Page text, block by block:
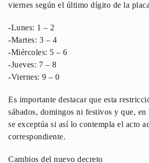
viernes según el último dígito de la
-Lunes: 1 – 2
-Martes: 3 – 4
-Miércoles: 5 – 6
-Jueves: 7 – 8
-Viernes: 9 – 0
Es importante destacar que esta
sábados, domingos ni festivos y que,
se exceptúa si así lo contempla el acto
correspondiente.
Cambios del nuevo decreto